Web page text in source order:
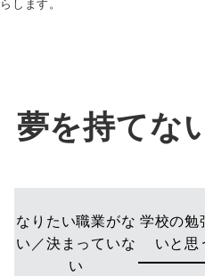
らします。
夢を持てな
なりたい職業がな
い／決まっていな
い
学校の勉
いと思